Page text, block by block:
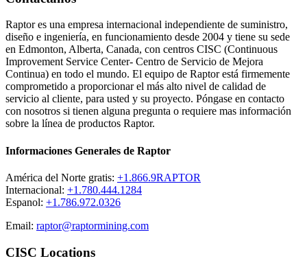
Raptor es una empresa internacional independiente de suministro,
diseño e ingeniería, en funcionamiento desde 2004 y tiene su sede
en Edmonton, Alberta, Canada, con centros CISC (Continuous
Improvement Service Center- Centro de Servicio de Mejora
Continua) en todo el mundo. El equipo de Raptor está firmemente
comprometido a proporcionar el más alto nivel de calidad de
servicio al cliente, para usted y su proyecto. Póngase en contacto
con nosotros si tienen alguna pregunta o requiere mas información
sobre la línea de productos Raptor.
Informaciones Generales de Raptor
América del Norte gratis: +1.866.9RAPTOR
Internacional: +1.780.444.1284
Espanol: +1.786.972.0326
Email: raptor@raptormining.com
CISC Locations